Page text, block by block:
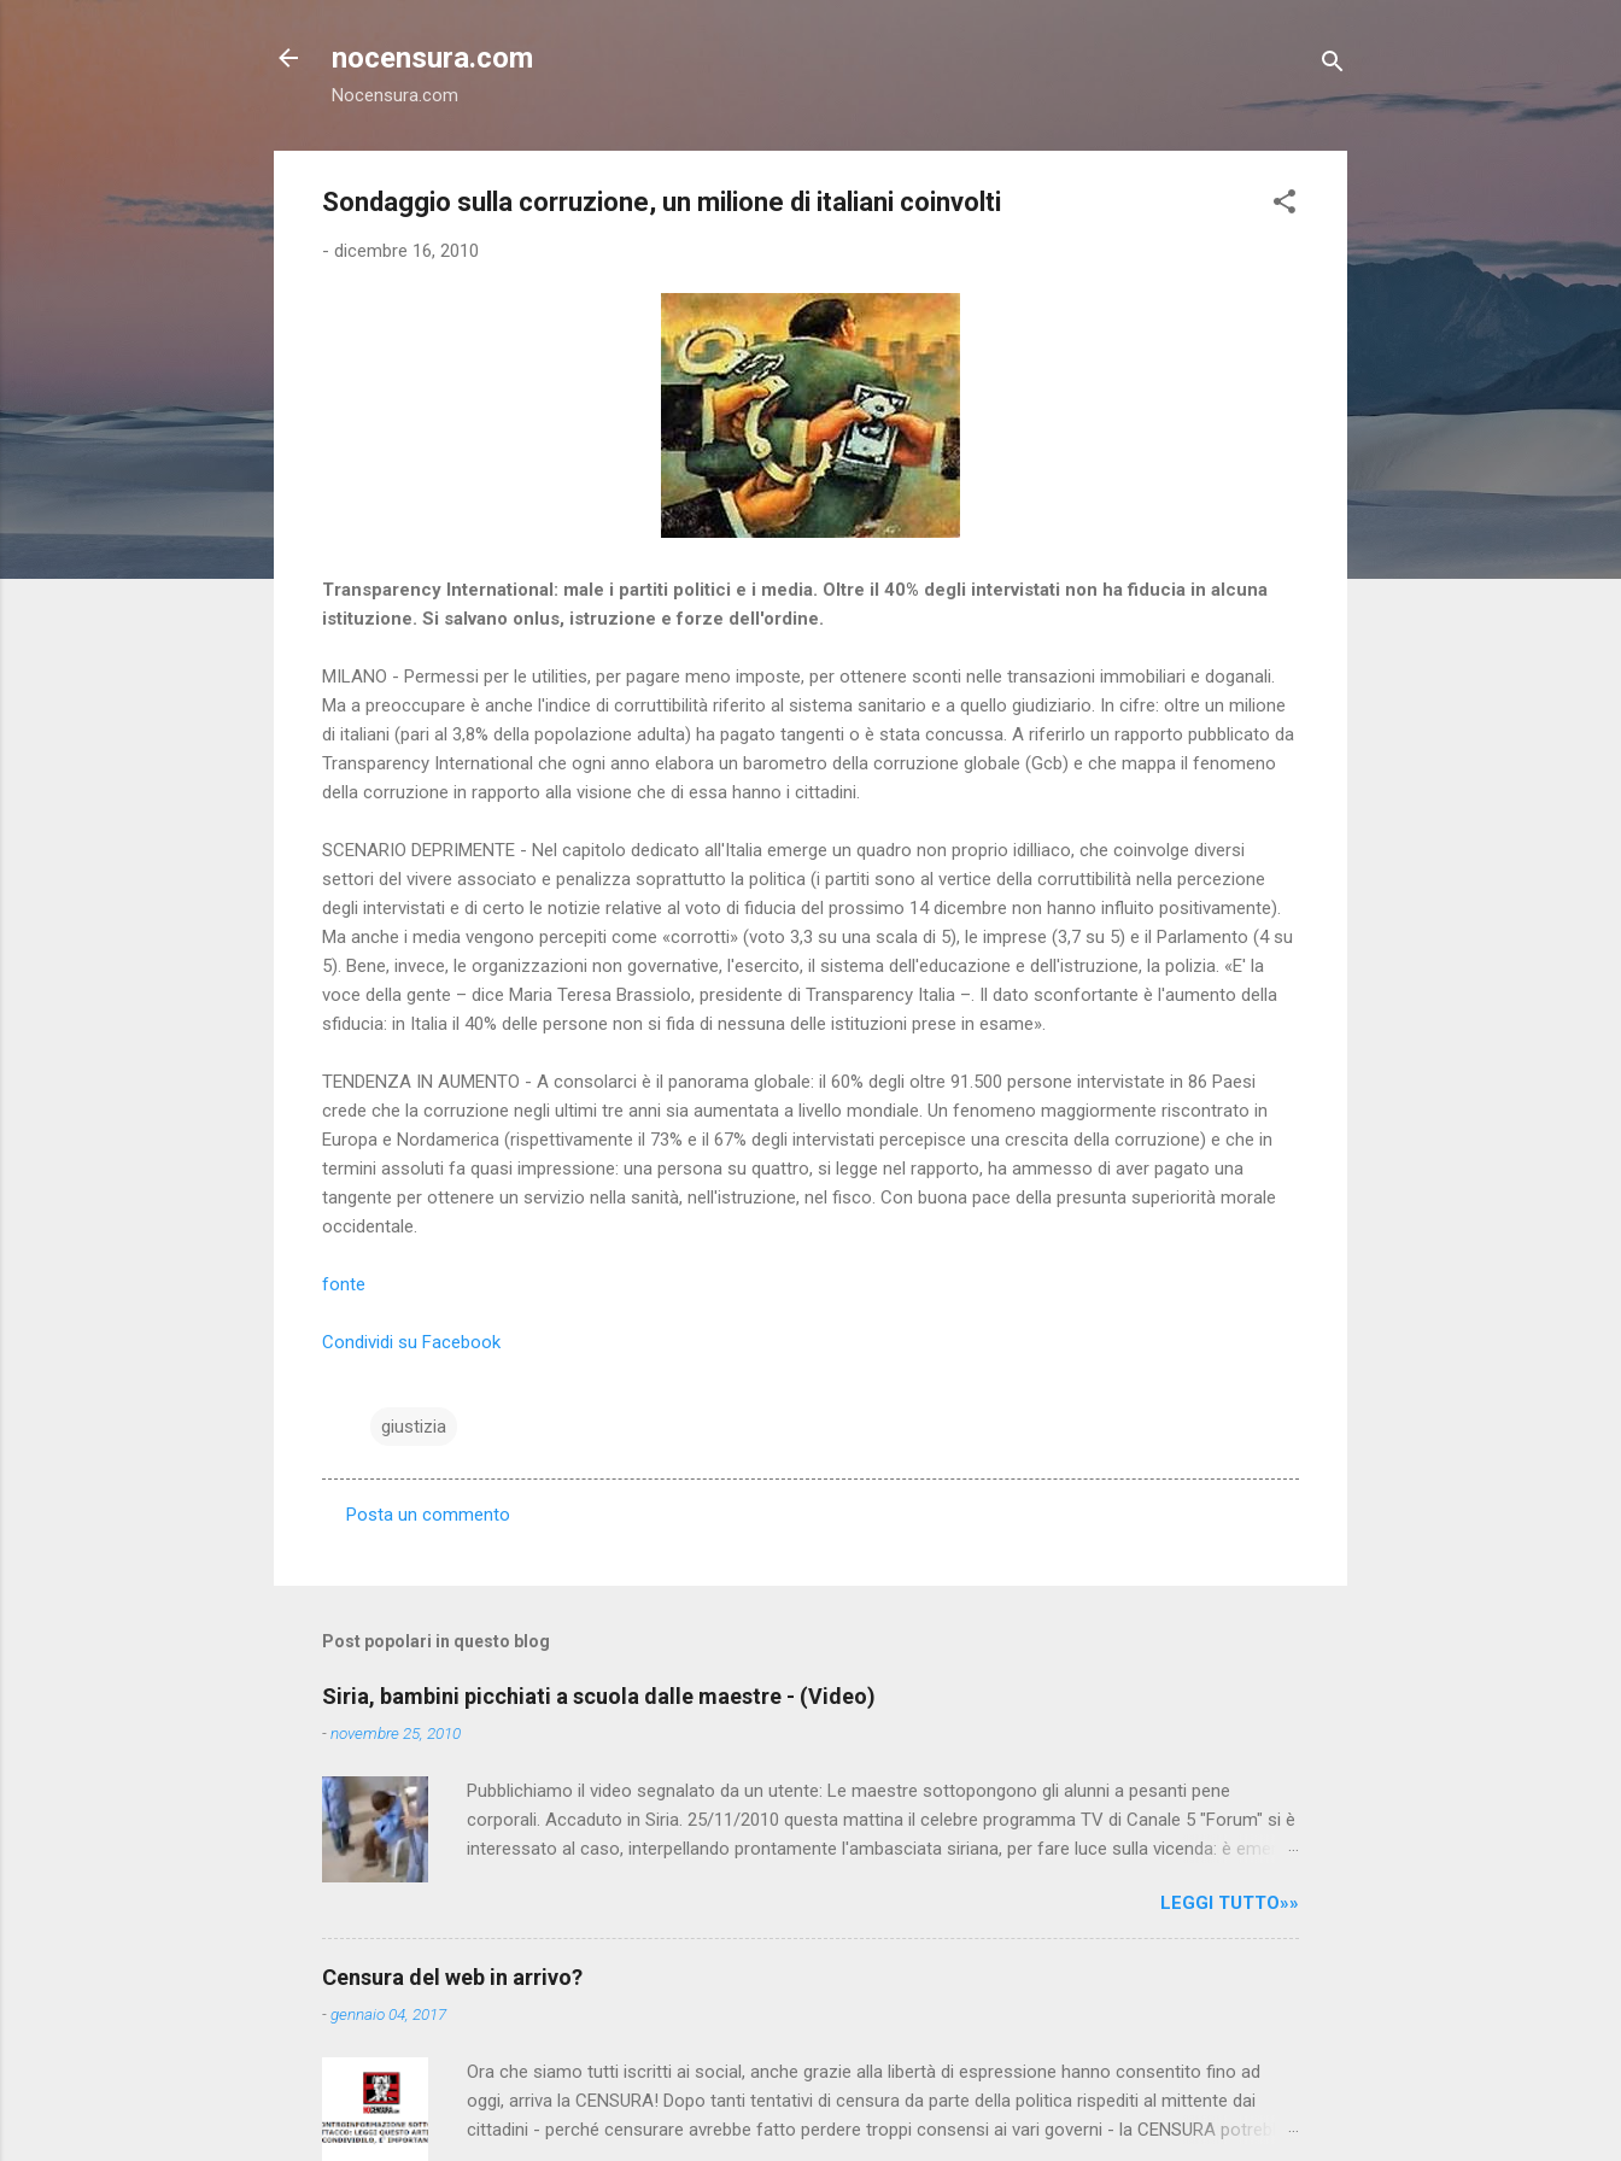
nocensura.com
Nocensura.com
Sondaggio sulla corruzione, un milione di italiani coinvolti
- dicembre 16, 2010
Transparency International: male i partiti politici e i media. Oltre il 40% degli intervistati non ha fiducia in alcuna
istituzione. Si salvano onlus, istruzione e forze dell'ordine.
MILANO - Permessi per le utilities, per pagare meno imposte, per ottenere sconti nelle transazioni immobiliari e doganali.
Ma a preoccupare è anche l'indice di corruttibilità riferito al sistema sanitario e a quello giudiziario. In cifre: oltre un milione
di italiani (pari al 3,8% della popolazione adulta) ha pagato tangenti o è stata concussa. A riferirlo un rapporto pubblicato da
Transparency International che ogni anno elabora un barometro della corruzione globale (Gcb) e che mappa il fenomeno
della corruzione in rapporto alla visione che di essa hanno i cittadini.
SCENARIO DEPRIMENTE - Nel capitolo dedicato all'Italia emerge un quadro non proprio idilliaco, che coinvolge diversi
settori del vivere associato e penalizza soprattutto la politica (i partiti sono al vertice della corruttibilità nella percezione
degli intervistati e di certo le notizie relative al voto di fiducia del prossimo 14 dicembre non hanno influito positivamente).
Ma anche i media vengono percepiti come «corrotti» (voto 3,3 su una scala di 5), le imprese (3,7 su 5) e il Parlamento (4 su
5). Bene, invece, le organizzazioni non governative, l'esercito, il sistema dell'educazione e dell'istruzione, la polizia. «E' la
voce della gente – dice Maria Teresa Brassiolo, presidente di Transparency Italia –. Il dato sconfortante è l'aumento della
sfiducia: in Italia il 40% delle persone non si fida di nessuna delle istituzioni prese in esame».
TENDENZA IN AUMENTO - A consolarci è il panorama globale: il 60% degli oltre 91.500 persone intervistate in 86 Paesi
crede che la corruzione negli ultimi tre anni sia aumentata a livello mondiale. Un fenomeno maggiormente riscontrato in
Europa e Nordamerica (rispettivamente il 73% e il 67% degli intervistati percepisce una crescita della corruzione) e che in
termini assoluti fa quasi impressione: una persona su quattro, si legge nel rapporto, ha ammesso di aver pagato una
tangente per ottenere un servizio nella sanità, nell'istruzione, nel fisco. Con buona pace della presunta superiorità morale
occidentale.
fonte
Condividi su Facebook
giustizia
m
n
t
i
Posta un commento
Post popolari in questo blog
Siria, bambini picchiati a scuola dalle maestre - (Video)
-novembre 25, 2010
Pubblichiamo il video segnalato da un utente: Le maestre sottopongono gli alunni a pesanti pene
corporali. Accaduto in Siria. 25/11/2010 questa mattina il celebre programma TV di Canale 5 "Forum" si è
interessato al caso, interpellando prontamente l'ambasciata siriana, per fare luce sulla vicenda: è emerso
state punite e allontanate dalla scuola. LEGGI IL SERVIZIO . staff nocensura.com Condividi su Facebook
LEGGI TUTTO»»
Censura del web in arrivo?
-gennaio 04, 2017
Ora che siamo tutti iscritti ai social, anche grazie alla libertà di espressione hanno consentito fino ad
oggi, arriva la CENSURA! Dopo tanti tentativi di censura da parte della politica rispediti al mittente dai
cittadini - perché censurare avrebbe fatto perdere troppi consensi ai vari governi - la CENSURA potrebbe